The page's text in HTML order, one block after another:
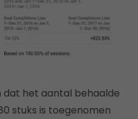
dat het aantal behaalde
stuks is toegenomen